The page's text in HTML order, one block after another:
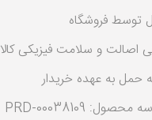
توسط فروشگاه
اصالت و سلامت فیزیکی کالا
حمل به عهده خریدار
محصول: PRD-00038109